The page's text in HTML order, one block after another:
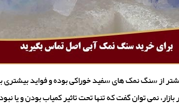
از سنگ نمک های سفید خوراکی بوده و فواید
نمی توان گفت که تنها تحت تاثیر کمیاب بودن و یا